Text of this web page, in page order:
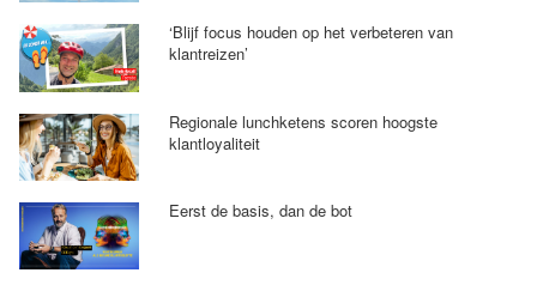
‘Blijf focus houden op het verbeteren van
klantreizen’
Regionale lunchketens scoren hoogste
klantloyaliteit
Eerst de basis, dan de bot